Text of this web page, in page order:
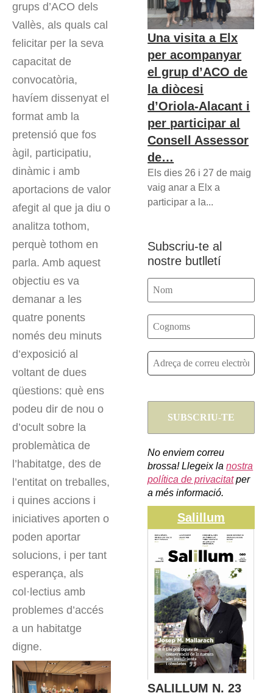
grups d’ACO dels
Vallès, als quals cal
felicitar per la seva
capacitat de
convocatòria,
havíem dissenyat el
format amb la
pretensió que fos
àgil, participatiu,
dinàmic i amb
aportacions de valor
afegit al que ja diu o
analitza tothom,
perquè tothom en
parla. Amb aquest
objectiu es va
demanar a les
quatre ponents
només deu minuts
d’exposició al
voltant de dues
qüestions: què ens
podeu dir de nou o
d’ocult sobre la
problemàtica de
l’habitatge, des de
l’entitat on treballes,
i quines accions i
iniciatives aporten o
poden aportar
solucions, i per tant
esperança, als
col·lectius amb
problemes d’accés
a un habitatge
digne.
Una visita a Elx
per acompanyar
el grup d’ACO de
la diòcesi
d’Oriola-Alacant i
per participar al
Consell Assessor
de…
Els dies 26 i 27 de maig
vaig anar a Elx a
participar a la...
Subscriu-te al
nostre butlletí
No enviem correu
brossa! Llegeix lanostra
política de privacitatper
a més informació.
Salillum
SALILLUM N. 23